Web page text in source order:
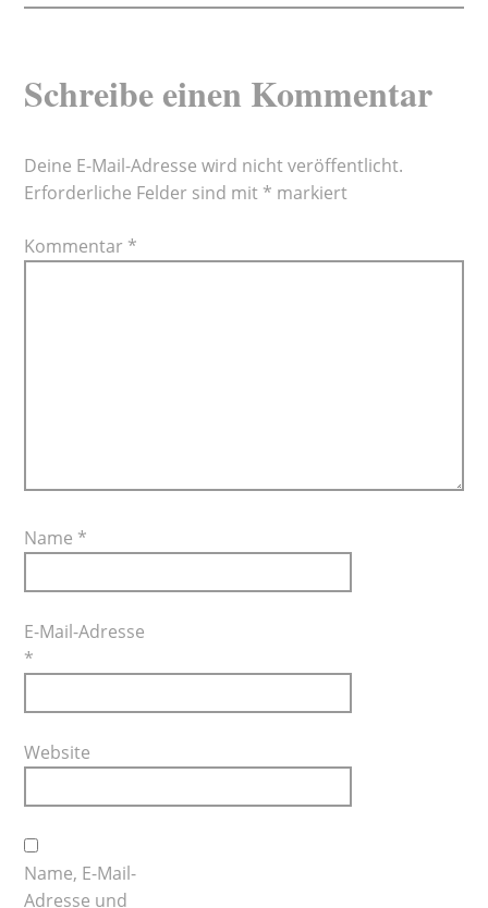
Schreibe einen Kommentar
Deine E-Mail-Adresse wird nicht veröffentlicht.
Erforderliche Felder sind mit * markiert
Kommentar *
Name *
E-Mail-Adresse
*
Website
Name, E-Mail-
Adresse und